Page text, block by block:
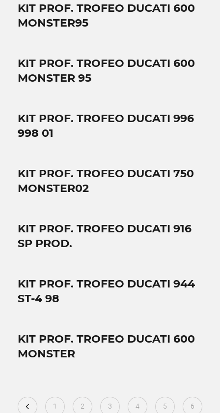
KIT PROF. TROFEO DUCATI 600
MONSTER95
KIT PROF. TROFEO DUCATI 600
MONSTER 95
KIT PROF. TROFEO DUCATI 996
998 01
KIT PROF. TROFEO DUCATI 750
MONSTER02
KIT PROF. TROFEO DUCATI 916
SP PROD.
KIT PROF. TROFEO DUCATI 944
ST-4 98
KIT PROF. TROFEO DUCATI 600
MONSTER
1 2 3 4 5 6